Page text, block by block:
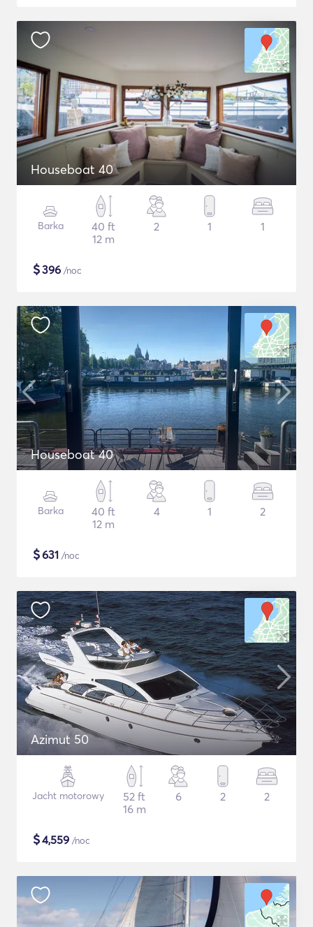
Houseboat 40
Barka
40 ft
12 m
2 1 1
$396 /noc
Houseboat 40
Barka
40 ft
12 m
4 1 2
$631 /noc
Azimut 50
Jacht motorowy
52 ft
16 m
6 2 2
$4,559 /noc